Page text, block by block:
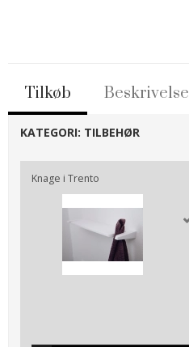
Tilkøb Beskrivelse
KATEGORI: TILBEHØR
Knage i Trento